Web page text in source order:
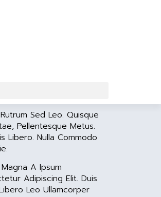
Sed Leo. Quisque
Pellentesque Metus.
Libero. Nulla Commodo
A Ipsum
Adipiscing Elit. Duis
Leo Ullamcorper